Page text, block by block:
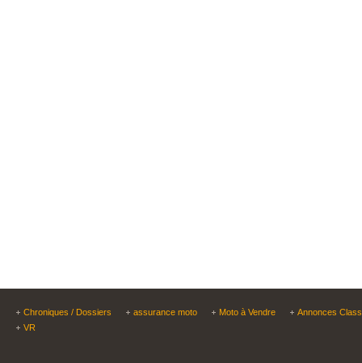
Chroniques / Dossiers assurance moto Moto à Vendre
Annonces
VR